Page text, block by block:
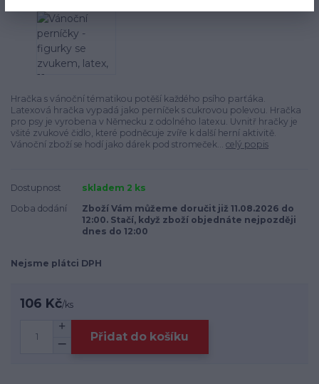
Hračka s vánoční tématikou potěší každého psího parťáka.
Latexová hračka vypadá jako perníček s cukrovou polevou. Hračka
pro psy je vyrobena v Německu z odolného latexu. Uvnitř hračky je
všité zvukové čidlo, které podněcuje zvíře k další herní aktivitě.
Vánoční zboží se hodí jako dárek pod stromeček... celý popis
Dostupnost
skladem 2 ks
Doba dodání
Zboží Vám můžeme doručit již 11.08.2026 do
12:00. Stačí, když zboží objednáte nejpozději
dnes do 12:00
Nejsme plátci DPH
106 Kč/ks
Přidat do košíku